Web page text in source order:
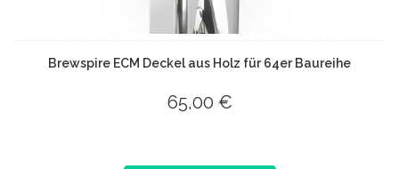
Brewspire ECM Deckel aus Holz für 64er Baureihe
65,00 €